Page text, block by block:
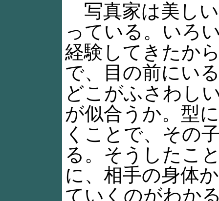
写真家は美し
っている。いろ
経験してきたか
で、目の前にい
どこがふさわし
が似合うか。型
くことで、その
る。そうしたこ
に、相手の身体
ていくのがわか